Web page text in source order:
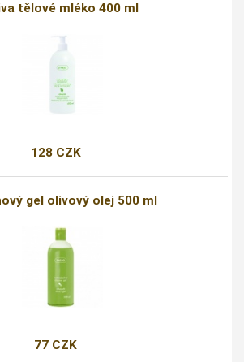
tělové mléko 400 ml
128 CZK
gel olivový olej 500 ml
77 CZK